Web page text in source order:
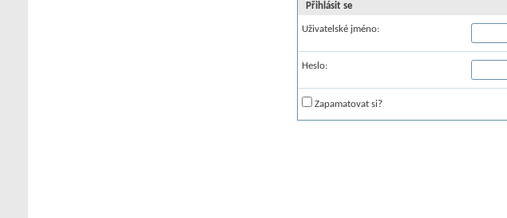
Přihlásit se
Uživatelské jméno:
Heslo:
Zapamatovat si?